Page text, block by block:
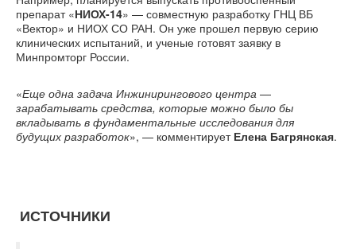
препарат «НИОХ-14» — совместную разработку ГНЦ ВБ
«Вектор» и НИОХ СО РАН. Он уже прошел первую серию
клинических испытаний, и ученые готовят заявку в
Минпромторг России.
«Еще одна задача Инжинирингового центра —
зарабатывать средства, которые можно было бы
вкладывать в фундаментальные исследования для
будущих разработок», — комментирует Елена Багрянская.
ИСТОЧНИКИ